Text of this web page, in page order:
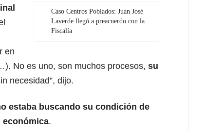
Caso Centros Poblados: Juan José
Laverde llegó a preacuerdo con la
Fiscalía
en
No es uno, son muchos procesos, su
necesidad”, dijo.
estaba buscando su condición de
económica.